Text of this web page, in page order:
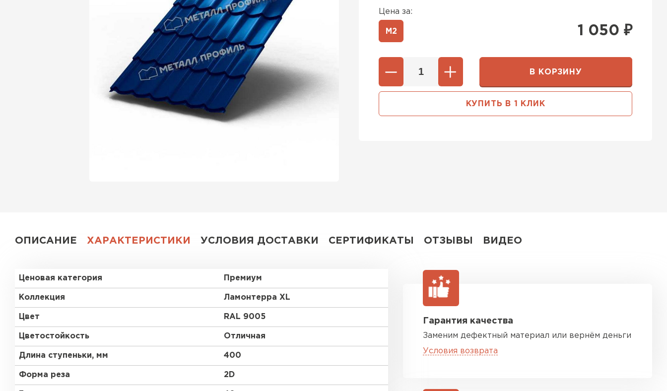
Цена за:
М2 1 050 ₽
В КОРЗИНУ
КУПИТЬ В 1 КЛИК
ОПИСАНИЕ ХАРАКТЕРИСТИКИ УСЛОВИЯ ДОСТАВКИ СЕРТИФИКАТЫ ОТЗЫВЫ ВИДЕО
Ценовая категория Премиум
Коллекция Ламонтерра XL
Цвет RAL 9005
Цветостойкость Отличная
Длина ступеньки, мм 400
Форма реза 2D
Гарантия качества
Заменим дефектный материал или вернём деньги
Условия возврата